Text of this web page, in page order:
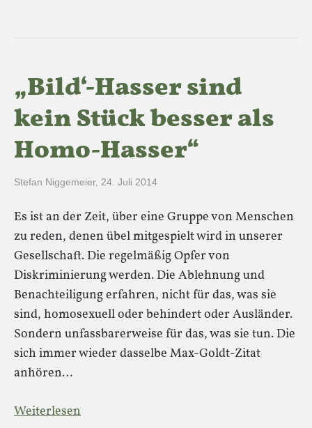
„Bild‘-Hasser sind
kein Stück besser als
Homo-Hasser“
Stefan Niggemeier, 24. Juli 2014
Es ist an der Zeit, über eine Gruppe von Menschen
zu reden, denen übel mitgespielt wird in unserer
Gesellschaft. Die regelmäßig Opfer von
Diskriminierung werden. Die Ablehnung und
Benachteiligung erfahren, nicht für das, was sie
sind, homosexuell oder behindert oder Ausländer.
Sondern unfassbarerweise für das, was sie tun. Die
sich immer wieder dasselbe Max-Goldt-Zitat
anhören…
Weiterlesen